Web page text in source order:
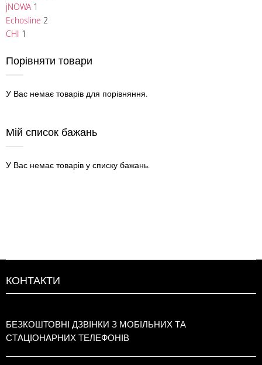
jNOWA 1
Echosline 2
CHI 1
Порівняти товари
У Вас немає товарів для порівняння.
Мій список бажань
У Вас немає товарів у списку бажань.
КОНТАКТИ
БЕЗКОШТОВНІ ДЗВІНКИ З МОБІЛЬНИХ ТА
СТАЦІОНАРНИХ ТЕЛЕФОНІВ